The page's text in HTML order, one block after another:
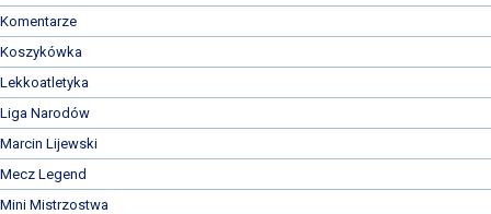
Komentarze
Koszykówka
Lekkoatletyka
Liga Narodów
Marcin Lijewski
Mecz Legend
Mini Mistrzostwa